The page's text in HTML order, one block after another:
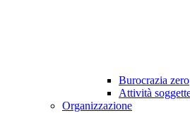
Burocrazia zero
Attività
Organizzazione